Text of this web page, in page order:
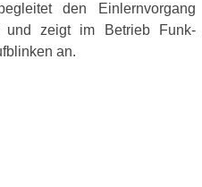
den Einlernvorgang
und zeigt im Betrieb Funk-
an.